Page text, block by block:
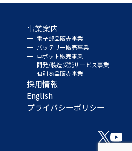
事業案内
電子部品販売事業
バッテリー販売事業
ロボット販売事業
開発/製造受託サービス事業
個別商品販売事業
採用情報
English
プライバシーポリシー